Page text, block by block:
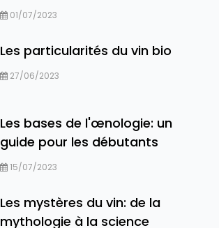
01/07/2023
Les particularités du vin bio
27/06/2023
Les bases de l'œnologie: un
guide pour les débutants
15/07/2023
Les mystères du vin: de la
mythologie à la science